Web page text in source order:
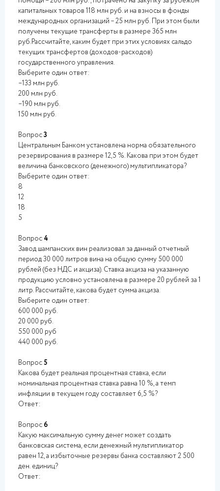
капитальных товаров 118 млн руб. и на взносы в фонды
международных организаций – 25 млн руб. При этом были
получены текущие трансферты в размере 365 млн
руб.Рассчитайте, каким будет при этих условиях сальдо
текущих трансфертов (доходов-расходов)
государственного управления.
Выберите один ответ:
–133 млн руб.
200 млн руб.
–190 млн руб.
150 млн руб.
Вопрос3
Центральным Банком установлена норма обязательного
резервирования в размере 12,5 %. Какова при этом будет
величина банковского (денежного) мультипликатора?
Выберите один ответ:
8
12
18
5
Вопрос 4
Завод шампанских вин реализовал за данный отчетный
период 30 000 литров вина на общую сумму 500 000
рублей (без НДС и акциза). Ставка акциза на указанную
продукцию условно установлена в размере 20 рублей за 1
литр. Рассчитайте, какова будет сумма акциза.
Выберите один ответ:
600 000 руб.
20 000 руб.
550 000 руб
440 000 руб.
Вопрос5
Какова будет реальная процентная ставка, если
номинальная процентная ставка равна 10 %, а темп
инфляции в текущем году составляет 6,5 %?
Ответ:
Вопрос 6
Какую максимальную сумму денег может создать
банковская система, если денежный мультипликатор
равен 12, а избыточные резервы банка составляют 2 500
ден. единиц?
Ответ: